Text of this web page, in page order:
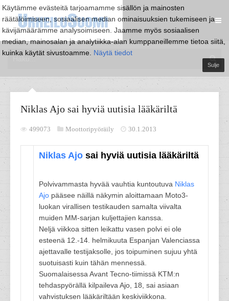
Käytämme evästeitä tarjoamamme sisällön ja mainosten
räätälöimiseen, sosiaalisen median ominaisuuksien tukemiseen ja
kävijämäärämme analysoimiseen. Jaamme myös sosiaalisen
median, mainosalan ja analytiikka-alan kumppaneillemme tietoa siitä,
kuinka käytät sivustoamme. Näytä tiedot
Sulje
Niklas Ajo sai hyviä uutisia lääkäriltä
499073 Moottoripyöräily 30.1.2013
Niklas Ajo sai hyviä uutisia lääkäriltä
Polvivammasta hyvää vauhtia kuntoutuva Niklas
Ajo pääsee näillä näkymin aloittamaan Moto3-
luokan virallisen testikauden samalta viivalta
muiden MM-sarjan kuljettajien kanssa.
Neljä viikkoa sitten leikattu vasen polvi ei ole
esteenä 12.-14. helmikuuta Espanjan Valenciassa
ajettavalle testijaksolle, jos toipuminen sujuu yhtä
suotuisasti kuin tähän mennessä.
Suomalaisessa Avant Tecno-tiimissä KTM:n
tehdaspyörällä kilpaileva Ajo, 18, sai asiaan
vahvistuksen lääkäriltään keskiviikkona.